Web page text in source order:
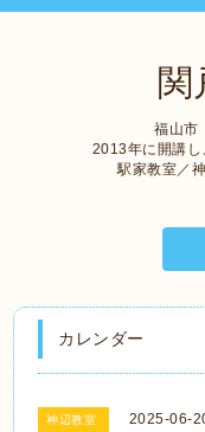
関
福山市
2013年に開講し
駅家教室／
カレンダー
神辺教室 2025-06-